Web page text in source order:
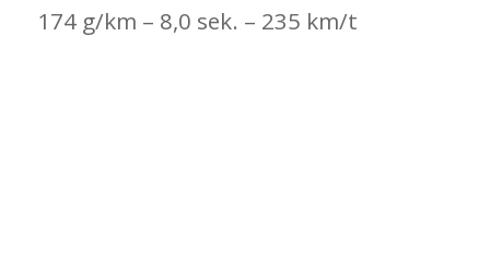
174 g/km – 8,0 sek. – 235 km/t